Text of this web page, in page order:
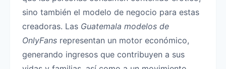
sino también el modelo de negocio para estas
creadoras. Las Guatemala modelos de
OnlyFans representan un motor económico,
generando ingresos que contribuyen a sus